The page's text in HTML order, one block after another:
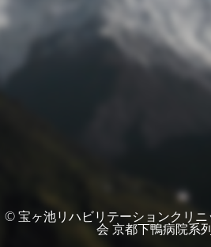
© 宝ヶ池リハビリテーションクリ
会 京都下鴨病院系